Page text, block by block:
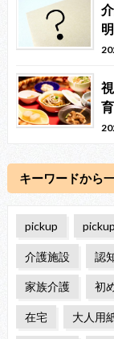
キーワードから
pickup
介護施設 認
家族介護 初
在宅 大人用